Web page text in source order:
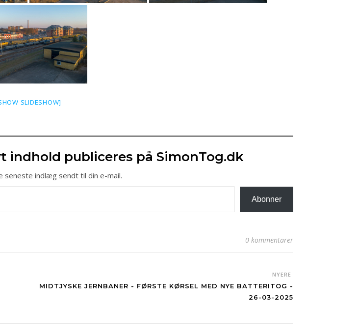
SLIDESHOW]
indhold publiceres på SimonTog.dk
seneste indlæg sendt til din e-mail.
Abonner
0 kommentarer
NYERE
MIDTJYSKE JERNBANER - FØRSTE KØRSEL MED NYE BATTERITOG -
26-03-2025